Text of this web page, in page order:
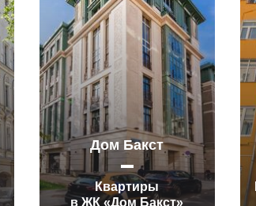
Дом Бакст
Квартиры
в ЖК «Дом Бакст»